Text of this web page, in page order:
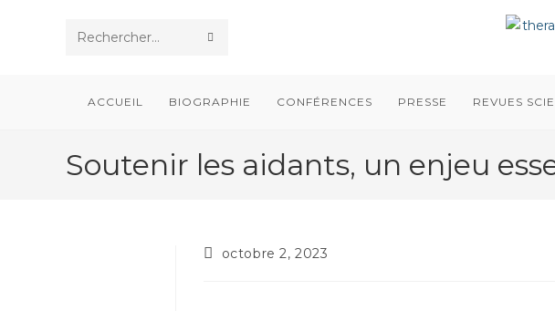
Rechercher
ce
ACCUEIL BIOGRAPHIE CONFÉRENCES PRESSE REVUES
Soutenir les aidants, un enjeu
octobre 2, 2023